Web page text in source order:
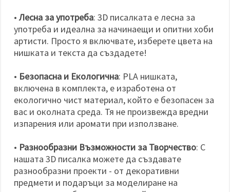
• Лесна за употреба: 3D писалката е лесна за
употреба и идеална за начинаещи и опитни хоби
артисти. Просто я включвате, изберете цвета на
нишката и текста да създадете!
• Безопасна и Екологична: PLA нишката,
включена в комплекта, е изработена от
екологично чист материал, който е безопасен за
вас и околната среда. Тя не произвежда вредни
изпарения или аромати при използване.
• Разнообразни Възможности за Творчество: С
нашата 3D писалка можете да създавате
разнообразни проекти - от декоративни
предмети и подаръци за моделиране на